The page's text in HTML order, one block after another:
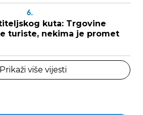
6.
kuta: Trgovine
turiste, nekima je promet
Prikaži više vijesti